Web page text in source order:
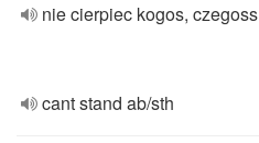
nie cierpiec kogos, czegoss
cant stand ab/sth